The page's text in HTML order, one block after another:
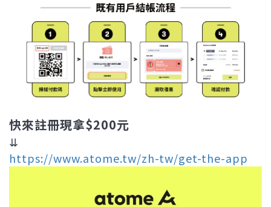
快來註冊現拿$200元
⇊
https://www.atome.tw/zh-tw/get-the-app